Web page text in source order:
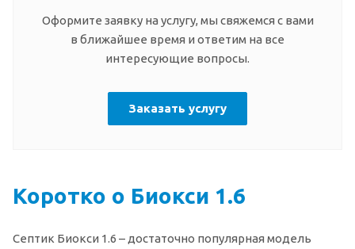
Оформите заявку на услугу, мы свяжемся с вами
в ближайшее время и ответим на все
интересующие вопросы.
Заказать услугу
Коротко о Биокси 1.6
Септик Биокси 1.6 – достаточно популярная модель